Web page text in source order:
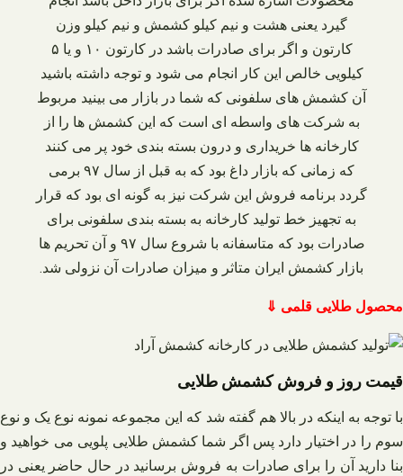
گیرد یعنی هشت و نیم کیلو کشمش و نیم کیلو وزن
کارتون و اگر برای صادرات باشد در کارتون ۱۰ و یا ۵
کیلویی خالص این کار انجام می‌ شود و توجه داشته باشید
آن کشمش‌ های سلفونی که شما در بازار می‌ بینید مربوط
به شرکت‌ های واسطه‌ ای است که این کشمش‌ ها را از
کارخانه‌ ها خریداری و درون بسته‌ بندی خود پر می‌ کنند
که زمانی که بازار داغ بود که به قبل از سال ۹۷ برمی‌
گردد برنامه فروش این شرکت نیز به گونه‌ ای بود که قرار
به تجهیز خط تولید کارخانه به بسته‌ بندی سلفونی برای
صادرات بود که متاسفانه با شروع سال ۹۷ و آن تحریم‌ ها
بازار کشمش ایران متاثر و میزان صادرات آن نزولی شد.
محصول طلایی قلمی ⇓
قیمت روز و فروش کشمش طلایی
با توجه به اینکه در بالا هم گفته شد که این مجموعه نمونه نوع یک و نوع
سوم را در اختیار دارد پس اگر شما کشمش طلایی پلویی می‌ خواهید و
بنا دارید آن را برای صادرات به فروش برسانید در حال حاضر یعنی در